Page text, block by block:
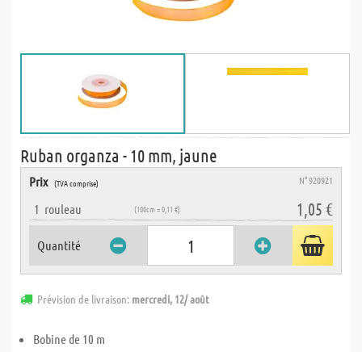
Ruban organza - 10 mm, jaune
Prix (TVA comprise) N° 920921
1 rouleau (100cm = 0,11 €) 1,05 €
Quantité
Prévision de livraison: mercredi, 12/ août
Bobine de 10 m